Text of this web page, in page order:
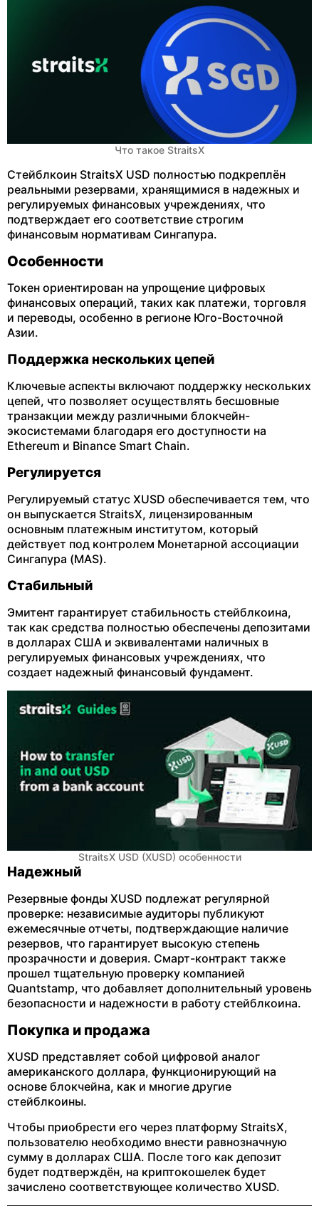
Что такое StraitsX
Стейблкоин StraitsX USD полностью подкреплён
реальными резервами, хранящимися в надежных и
регулируемых финансовых учреждениях, что
подтверждает его соответствие строгим
финансовым нормативам Сингапура.
Особенности
Токен ориентирован на упрощение цифровых
финансовых операций, таких как платежи, торговля
и переводы, особенно в регионе Юго-Восточной
Азии.
Поддержка нескольких цепей
Ключевые аспекты включают поддержку нескольких
цепей, что позволяет осуществлять бесшовные
транзакции между различными блокчейн-
экосистемами благодаря его доступности на
Ethereum и Binance Smart Chain.
Регулируется
Регулируемый статус XUSD обеспечивается тем, что
он выпускается StraitsX, лицензированным
основным платежным институтом, который
действует под контролем Монетарной ассоциации
Сингапура (MAS).
Стабильный
Эмитент гарантирует стабильность стейблкоина,
так как средства полностью обеспечены депозитами
в долларах США и эквивалентами наличных в
регулируемых финансовых учреждениях, что
создает надежный финансовый фундамент.
StraitsX USD (XUSD) особенности
Надежный
Резервные фонды XUSD подлежат регулярной
проверке: независимые аудиторы публикуют
ежемесячные отчеты, подтверждающие наличие
резервов, что гарантирует высокую степень
прозрачности и доверия. Смарт-контракт также
прошел тщательную проверку компанией
Quantstamp, что добавляет дополнительный уровень
безопасности и надежности в работу стейблкоина.
Покупка и продажа
XUSD представляет собой цифровой аналог
американского доллара, функционирующий на
основе блокчейна, как и многие другие
стейблкоины.
Чтобы приобрести его через платформу StraitsX,
пользователю необходимо внести равнозначную
сумму в долларах США. После того как депозит
будет подтверждён, на криптокошелек будет
зачислено соответствующее количество XUSD.